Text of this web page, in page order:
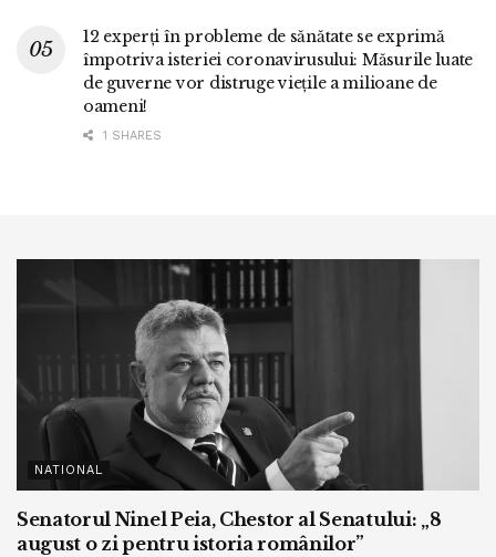
12 experți în probleme de sănătate se exprimă
împotriva isteriei coronavirusului: Măsurile luate
de guverne vor distruge viețile a milioane de
oameni!
1 SHARES
NATIONAL
Senatorul Ninel Peia, Chestor al Senatului: „8
august o zi pentru istoria românilor”